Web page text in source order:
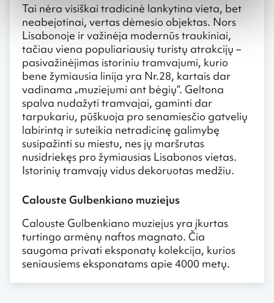
Tai nėra visiškai tradicinė lankytina vieta, bet
neabejotinai, vertas dėmesio objektas. Nors
Lisabonoje ir važinėja modernūs traukiniai,
tačiau viena populiariausių turistų atrakcijų –
pasivažinėjimas istoriniu tramvajumi, kurio
bene žymiausia linija yra Nr.28, kartais dar
vadinama „muziejumi ant bėgių“. Geltona
spalva nudažyti tramvajai, gaminti dar
tarpukariu, pūškuoja pro senamiesčio gatvelių
labirintą ir suteikia netradicinę galimybę
susipažinti su miestu, nes jų maršrutas
nusidriekęs pro žymiausias Lisabonos vietas.
Istorinių tramvajų vidus dekoruotas medžiu.
Calouste Gulbenkiano muziejus
Calouste Gulbenkiano muziejus yra įkurtas
turtingo armėnų naftos magnato. Čia
saugoma privati eksponatų kolekcija, kurios
seniausiems eksponatams apie 4000 metų.